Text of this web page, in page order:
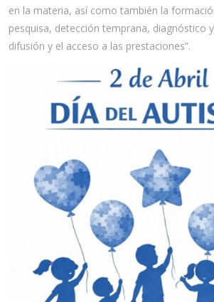
en la materia, así como también la
pesquisa, detección temprana, diagnóstico
difusión y el acceso a las prestaciones”.